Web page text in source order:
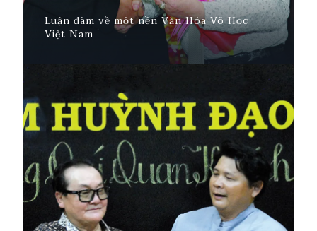
Luận đàm về một nền Văn Hóa Võ Học
Việt Nam